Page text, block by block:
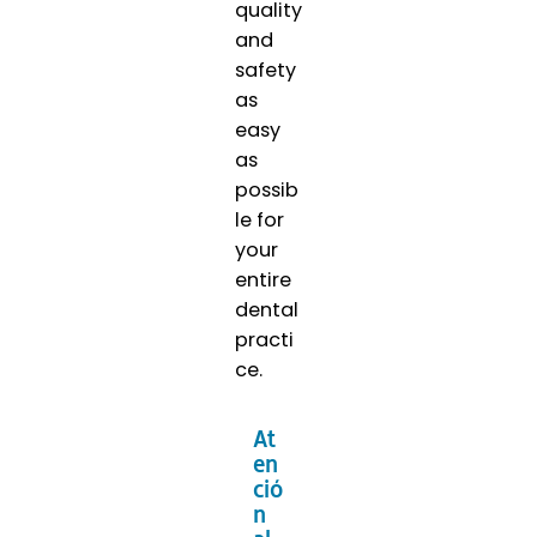
quality
and
safety
as
easy
as
possib
le for
your
entire
dental
practi
ce.
At
en
ció
n